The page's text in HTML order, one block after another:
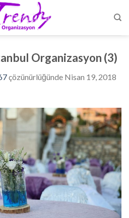
Organizasyon (3)
çözünürlüğünde Nisan 19, 2018